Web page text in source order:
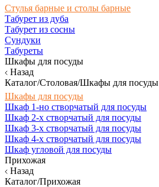
Стулья барные и столы барные
Табурет из дуба
Табурет из сосны
Сундуки
Табуреты
Шкафы для посуды
Назад
Каталог/Столовая/Шкафы для посуды
Шкафы для посуды
Шкаф 1-но створчатый для посуды
Шкаф 2-х створчатый для посуды
Шкаф 3-х створчатый для посуды
Шкаф 4-х створчатый для посуды
Шкаф угловой для посуды
Прихожая
Назад
Каталог/Прихожая